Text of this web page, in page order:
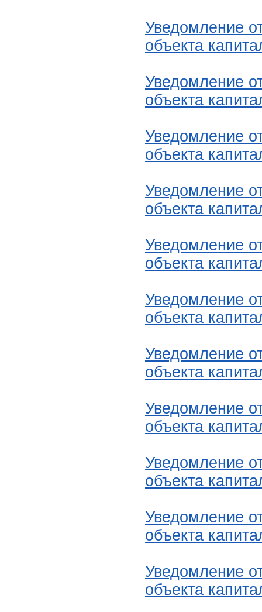
Уведомление
объекта
Уведомление
объекта
Уведомление
объекта
Уведомление
объекта
Уведомление
объекта
Уведомление
объекта
Уведомление
объекта
Уведомление
объекта
Уведомление
объекта
Уведомление
объекта
Уведомление
объекта